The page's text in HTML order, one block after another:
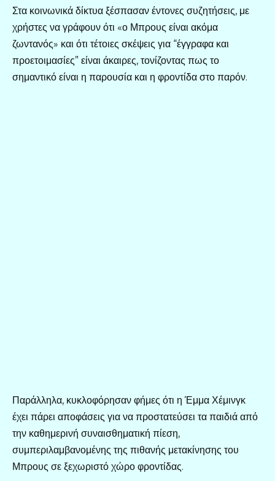
Στα κοινωνικά δίκτυα ξέσπασαν έντονες συζητήσεις, με
χρήστες να γράφουν ότι «ο Μπρους είναι ακόμα
ζωντανός» και ότι τέτοιες σκέψεις για “έγγραφα και
προετοιμασίες” είναι άκαιρες, τονίζοντας πως το
σημαντικό είναι η παρουσία και η φροντίδα στο παρόν.
Παράλληλα, κυκλοφόρησαν φήμες ότι η Έμμα Χέμινγκ
έχει πάρει αποφάσεις για να προστατεύσει τα παιδιά από
την καθημερινή συναισθηματική πίεση,
συμπεριλαμβανομένης της πιθανής μετακίνησης του
Μπρους σε ξεχωριστό χώρο φροντίδας.